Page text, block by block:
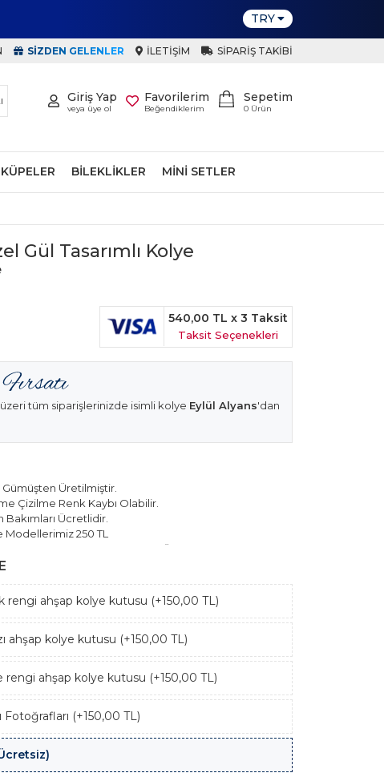
TRY
SIZDEN GELENLER İLETIŞIM SIPARIŞ TAKIBI
Sepetim
0 Ürün
Favorilerim
Beğendiklerim
Giriş Yap
veya üye ol
KÜPELER BILEKLIKLER MINI SETLER
Gül Tasarımlı Kolye
540,00 TL x 3 Taksit
Taksit Seçenekleri
üzeri tüm siparişlerinizde isimli kolye Eylül Alyans'dan
Gümüşten Üretilmiştir.
Çizilme Renk Kaybı Olabilir.
Bakımları Ücretlidir.
250 TL
Modellerimiz 150 TL Sabit Ücret ile Hareket
rengi ahşap kolye kutusu (+150,00 TL)
ahşap kolye kutusu (+150,00 TL)
rengi ahşap kolye kutusu (+150,00 TL)
(+150,00 TL)